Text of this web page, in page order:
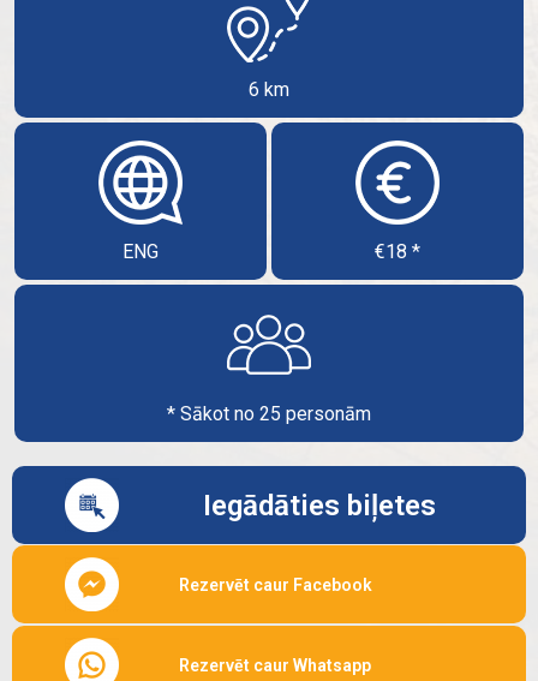
6 km
ENG €18 *
* Sākot no 25 personām
Iegādāties biļetes
Rezervēt caur Facebook
Rezervēt caur Whatsapp